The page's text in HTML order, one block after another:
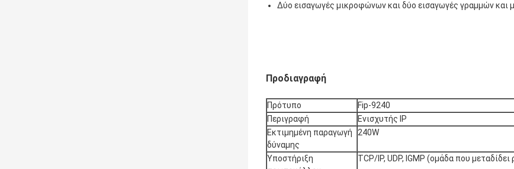
Δύο εισαγωγές μικροφώνων και δύο εισαγωγές γραμμών και
Προδιαγραφή
Πρότυπο
Fip-9240
Περιγραφή
Ενισχυτής IP
Εκτιμημένη παραγωγή
δύναμης
240W
Υποστήριξη
TCP/IP, UDP, IGMP (ομάδα που